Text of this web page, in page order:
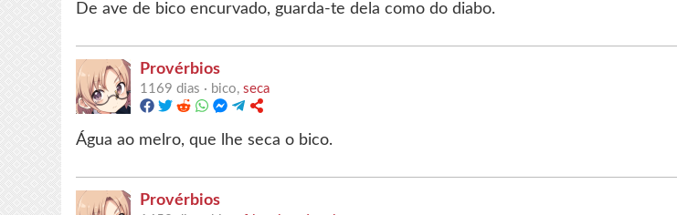
De ave de bico encurvado, guarda-te dela como do diabo.
Provérbios
1169 dias · bico,seca
Água ao melro, que lhe seca o bico.
Provérbios